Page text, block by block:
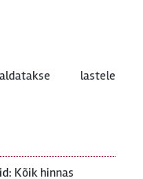
lastele
Kõik hinnas